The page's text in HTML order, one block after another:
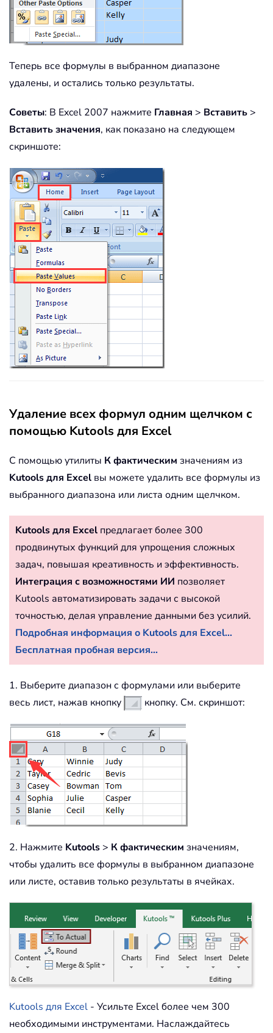
Теперь все формулы в выбранном диапазоне
удалены, и остались только результаты.
Советы: В Excel 2007 нажмите Главная > Вставить >
Вставить значения, как показано на следующем
скриншоте:
Удаление всех формул одним щелчком с
помощью Kutools для Excel
С помощью утилиты К фактическим значениям из
Kutools для Excel вы можете удалить все формулы из
выбранного диапазона или листа одним щелчком.
Kutools для Excel предлагает более 300
продвинутых функций для упрощения сложных
задач, повышая креативность и эффективность.
Интеграция с возможностями ИИ позволяет
Kutools автоматизировать задачи с высокой
точностью, делая управление данными без усилий.
Подробная информация о Kutools для Excel...
Бесплатная пробная версия...
1. Выберите диапазон с формулами или выберите
весь лист, нажав кнопку
кнопку. См. скриншот:
2. Нажмите Kutools > К фактическим значениям,
чтобы удалить все формулы в выбранном диапазоне
или листе, оставив только результаты в ячейках.
Kutools для Excel - Усильте Excel более чем 300
необходимыми инструментами. Наслаждайтесь